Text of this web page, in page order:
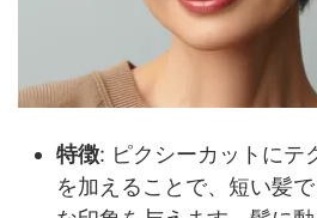
特徴: ピクシーカットにテ
を加えることで、短い髪